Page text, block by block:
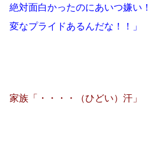
絶対面白かったのにあいつ嫌い！
変なプライドあるんだな！！」
家族「・・・・（ひどい）汗」